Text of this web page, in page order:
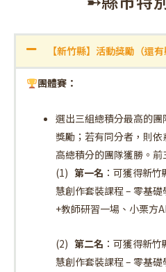
【新竹縣】活動獎勵（還有
團體賽：
選出三組總積分最高的
獎勵；若有同分者，則依
高總積分的團隊獲勝。 前
(1) 第一名 ：可獲得新
慧創作套裝課程 – 零基礎
+教師研習一場、小栗方AI
(2) 第二名 ：可獲得新
慧創作套裝課程 – 零基礎